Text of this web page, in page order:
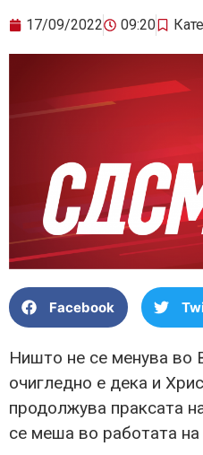
17/09/2022 09:20
Facebook
Ништо не се менува
очигледно е дека и
продолжува праксата
се меша во работата на